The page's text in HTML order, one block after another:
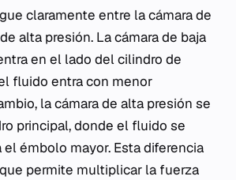
claramente entre la cámara de
alta presión. La cámara de baja
en el lado del cilindro de
fluido entra con menor
la cámara de alta presión se
principal, donde el fluido se
émbolo mayor. Esta diferencia
permite multiplicar la fuerza